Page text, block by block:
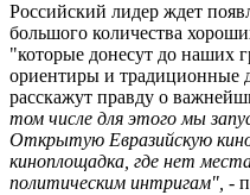
Российский лидер ждет
большого количества
"которые донесут до наших
ориентиры и традиционные
расскажут правду о
том числе для этого мы
Открытую Евразийскую
киноплощадка, где нет
политическим интригам", -